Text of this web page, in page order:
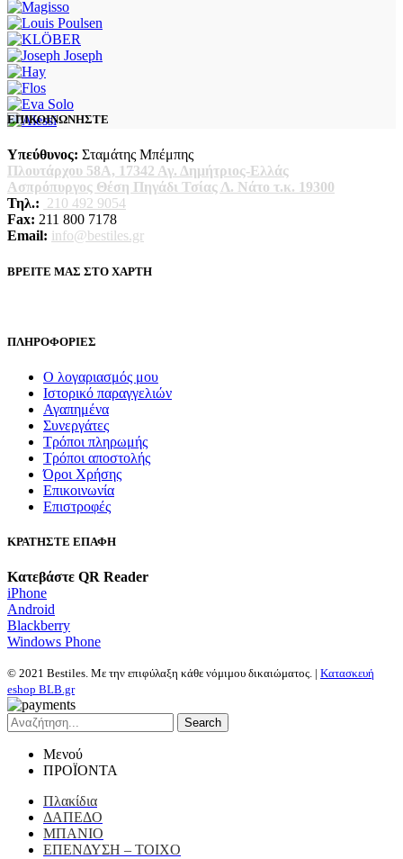
ΕΠΙΚΟΙΝΩΝΗΣΤΕ
Υπεύθυνος: Σταμάτης Μπέμπης
Πλουτάρχου 58Α, 17342 Αγ. Δημήτριος-Ελλάς
Ασπρόπυργος Θέση Πηγάδι Τσίας Λ. Νάτο τ.κ. 19300
Τηλ.: 210 492 9054
Fax: 211 800 7178
Email: info@bestiles.gr
ΒΡΕΙΤΕ ΜΑΣ ΣΤΟ ΧΑΡΤΗ
ΠΛΗΡΟΦΟΡΙΕΣ
Ο λογαριασμός μου
Ιστορικό παραγγελιών
Αγαπημένα
Συνεργάτες
Τρόποι πληρωμής
Τρόποι αποστολής
Όροι Χρήσης
Επικοινωνία
Επιστροφές
ΚΡΑΤΗΣΤΕ ΕΠΑΦΗ
Κατεβάστε QR Reader
iPhone
Android
Blackberry
Windows Phone
© 2021 Bestiles. Με την επιφύλαξη κάθε νόμιμου δικαιώματος. | Κατασκευή
eshop BLB.gr
Search
Μενού
ΠΡΟΪΟΝΤΑ
Πλακίδια
ΔΑΠΕΔΟ
ΜΠΑΝΙΟ
ΕΠΕΝΔΥΣΗ – ΤΟΙΧΟ